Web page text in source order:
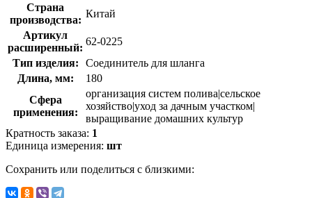
Страна
производства:
Китай
Артикул
расширенный:
62-0225
Тип изделия:
Соединитель для шланга
Длина, мм:
180
Сфера
применения:
организация систем полива|сельское
хозяйство|уход за дачным участком|
выращивание домашних культур
Кратность заказа: 1
Единица измерения: шт
Сохранить или поделиться с близкими: